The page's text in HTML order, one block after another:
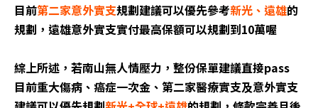
目前第二家意外實支規劃建議可以優先參考新光、遠雄的
規劃，遠雄意外實支實付最高保額可以規劃到10萬喔
綜上所述，若南山無人情壓力，整份保單建議直接pass
目前重大傷病、癌症一次金、第二家醫療實支及意外實支